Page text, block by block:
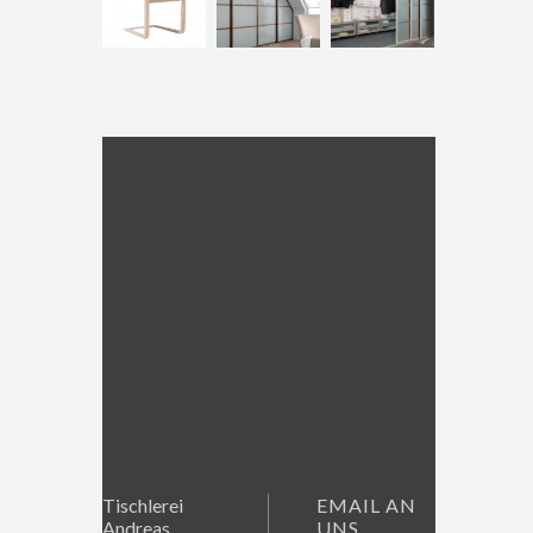
Tischlerei
Andreas
EMAIL AN
UNS